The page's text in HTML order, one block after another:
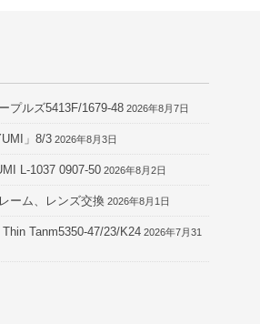
プルズ5413F/1679-48 2026年8月7日
」8/3 2026年8月3日
L-1037 0907-50 2026年8月2日
ーム、レンズ交換 2026年8月1日
Tanm5350-47/23/K24 2026年7月31